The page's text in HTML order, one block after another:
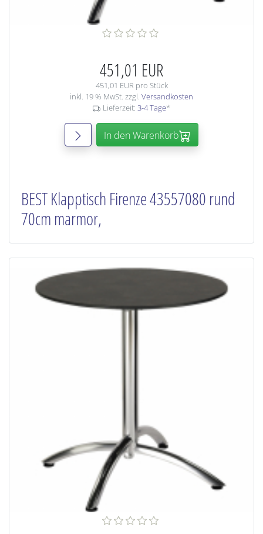
451,01 EUR
451,01 EUR pro Stück
inkl. 19 % MwSt. zzgl. Versandkosten
Lieferzeit: 3-4 Tage*
In den Warenkorb
BEST Klapptisch Firenze 43557080 rund
70cm marmor,